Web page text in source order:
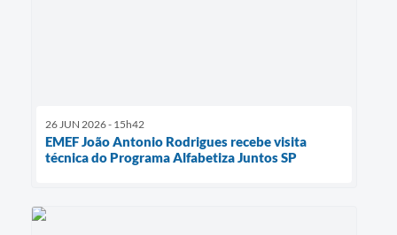
26 JUN 2026 - 15h42
EMEF João Antonio Rodrigues recebe visita
técnica do Programa Alfabetiza Juntos SP